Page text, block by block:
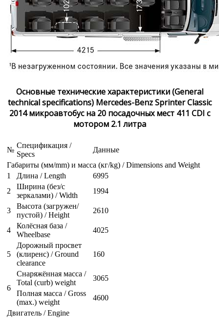
Основные технические характеристики (General
technical specifications) Mercedes-Benz Sprinter Classic
2014 микроавтобус на 20 посадочных мест 411 CDI с
мотором 2.1 литра
№
Спецификация /
Specs
Данные
Габариты (мм/mm) и масса (кг/kg) / Dimensions and Weight
1
Длина / Length
6995
2
Ширина (без/с
зеркалами) / Width
1994
3
Высота (загружен/
пустой) / Height
2610
4
Колёсная база /
Wheelbase
4025
5
Дорожный просвет
(клиренс) / Ground
clearance
160
6
Снаряжённая масса /
Total (curb) weight
3065
Полная масса / Gross
(max.) weight
4600
Двигатель / Engine